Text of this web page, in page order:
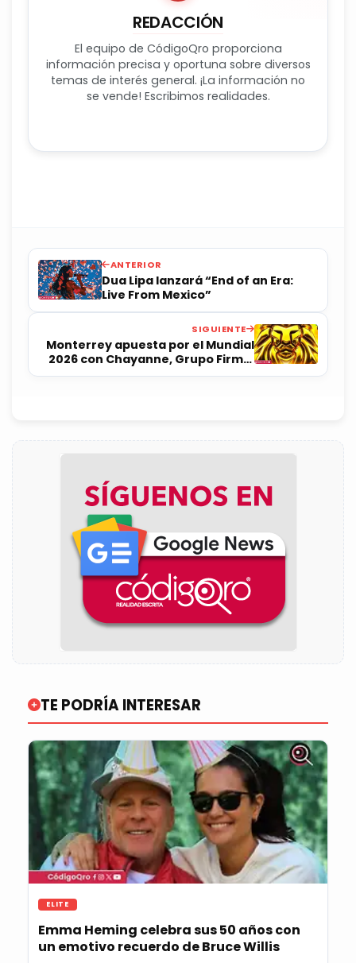
REDACCIÓN
El equipo de CódigoQro proporciona
información precisa y oportuna sobre diversos
temas de interés general. ¡La información no
se vende! Escribimos realidades.
ANTERIOR
Dua Lipa lanzará “End of an Era:
Live From Mexico”
SIGUIENTE
Monterrey apuesta por el Mundial
2026 con Chayanne, Grupo Firme,
Imagine Dragons y Enrique Iglesias
TE PODRÍA INTERESAR
ELITE
Emma Heming celebra sus 50 años con
un emotivo recuerdo de Bruce Willis